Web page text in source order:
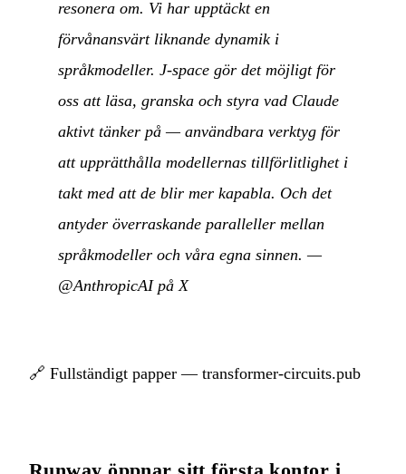
resonera om. Vi har upptäckt en
förvånansvärt liknande dynamik i
språkmodeller. J-space gör det möjligt för
oss att läsa, granska och styra vad Claude
aktivt tänker på — användbara verktyg för
att upprätthålla modellernas tillförlitlighet i
takt med att de blir mer kapabla. Och det
antyder överraskande paralleller mellan
språkmodeller och våra egna sinnen. —
@AnthropicAI på X
🔗 Fullständigt papper — transformer-circuits.pub